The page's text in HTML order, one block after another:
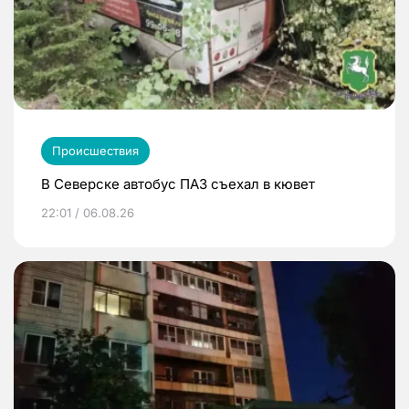
Происшествия
В Северске автобус ПАЗ съехал в кювет
22:01 / 06.08.26